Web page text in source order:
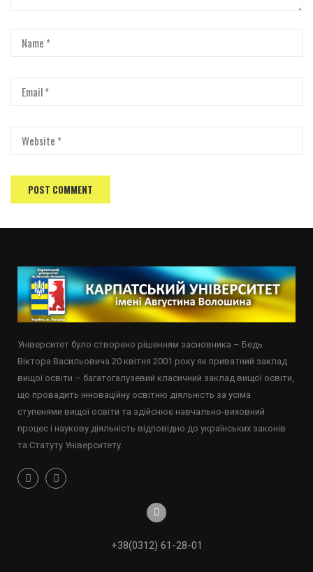
Університет було створено рішенням засновника – Бедь
Віктора Васильовича 20 квітня 2001 року як приватний заклад
вищої освіти – багатогалузевий класичний заклад вищої освіти,
що провадить інноваційну освітню діяльність за усіма
ступенями вищої освіти та здійснює навчально-виховний
процес і наукову діяльність відповідно до українських законів
та Статуту Університету.
+38(0312) 61-28-01